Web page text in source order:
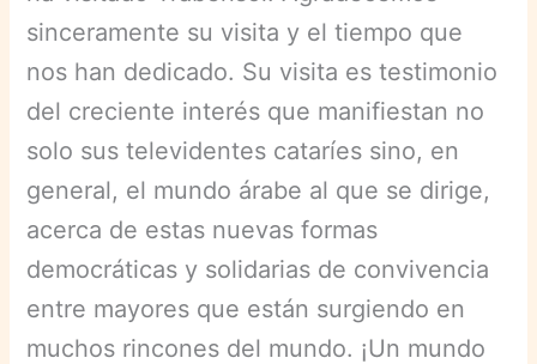
sinceramente su visita y el tiempo que
nos han dedicado. Su visita es testimonio
del creciente interés que manifiestan no
solo sus televidentes cataríes sino, en
general, el mundo árabe al que se dirige,
acerca de estas nuevas formas
democráticas y solidarias de convivencia
entre mayores que están surgiendo en
muchos rincones del mundo. ¡Un mundo